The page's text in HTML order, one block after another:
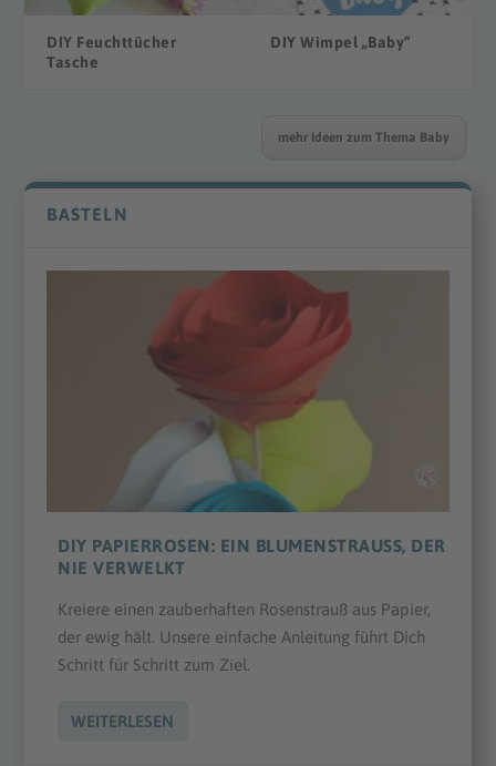
DIY Feuchttücher
Tasche
DIY Wimpel „Baby“
mehr Ideen zum Thema Baby
BASTELN
DIY PAPIERROSEN: EIN BLUMENSTRAUSS, DER N
IE VERWELKT
Kreiere einen zauberhaften Rosenstrauß aus Papier,
der ewig hält. Unsere einfache Anleitung führt Dich
Schritt für Schritt zum Ziel.
WEITERLESEN